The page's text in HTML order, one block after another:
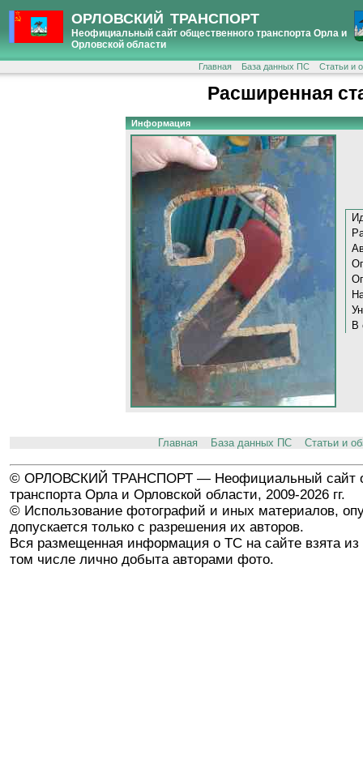
ОРЛОВСКИЙ ТРАНСПОРТ
Неофициальный сайт общественного транспорта Орла и
Орловской области
Главная База данных ПС Статьи и
Расширенная
Информация
В
Главная База данных ПС Статьи и
© ОРЛОВСКИЙ ТРАНСПОРТ — Неофициальный сайт
транспорта Орла и Орловской области, 2009-2026 гг.
© Использование фотографий и иных материалов,
допускается только с разрешения их авторов.
Вся размещенная информация о ТС на сайте взята из
том числе лично добыта авторами фото.